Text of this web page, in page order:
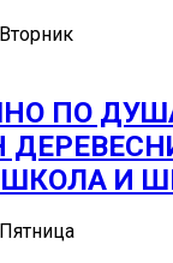
ПО
ШКОЛА И